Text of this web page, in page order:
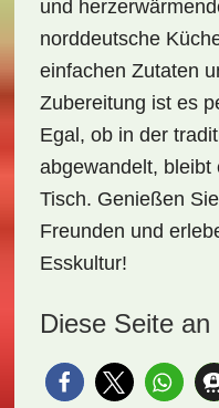
und
norddeutsche
einfachen Zutaten
Zubereitung ist es
Egal, ob in der
abgewandelt, bleibt
Tisch. Genießen
Freunden und
Esskultur!
Diese Seite